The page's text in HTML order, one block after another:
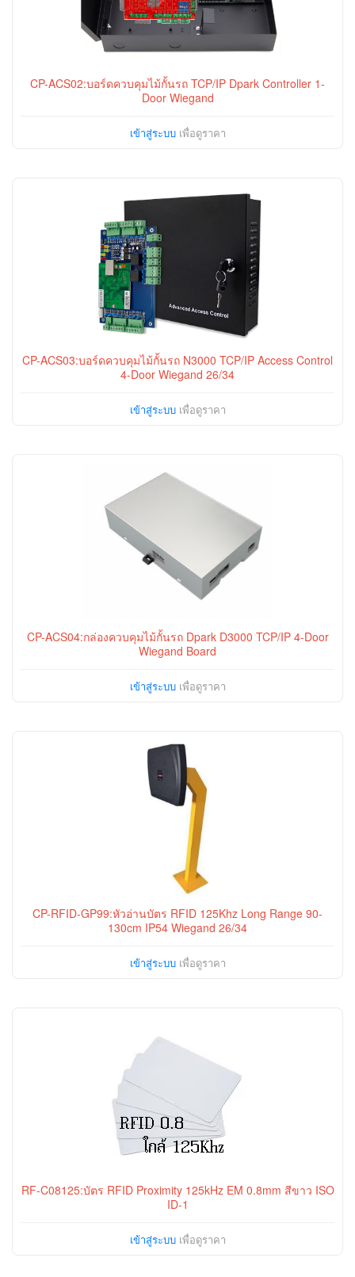
CP-ACS02:บอร์ดควบคุมไม้กั้นรถ TCP/IP Dpark Controller 1-
Door Wiegand
เข้าสู่ระบบเพื่อดูราคา
CP-ACS03:บอร์ดควบคุมไม้กั้นรถ N3000 TCP/IP Access Control
4-Door Wiegand 26/34
เข้าสู่ระบบเพื่อดูราคา
CP-ACS04:กล่องควบคุมไม้กั้นรถ Dpark D3000 TCP/IP 4-Door
Wiegand Board
เข้าสู่ระบบเพื่อดูราคา
CP-RFID-GP99:หัวอ่านบัตร RFID 125Khz Long Range 90-
130cm IP54 Wiegand 26/34
เข้าสู่ระบบเพื่อดูราคา
RF-C08125:บัตร RFID Proximity 125kHz EM 0.8mm สีขาว ISO
ID-1
เข้าสู่ระบบเพื่อดูราคา